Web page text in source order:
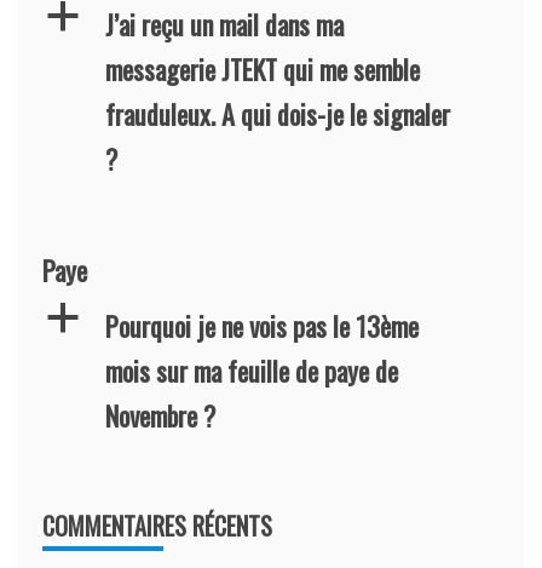
a
J’ai reçu un mail dans ma
messagerie JTEKT qui me semble
frauduleux. A qui dois-je le signaler
?
Paye
a
Pourquoi je ne vois pas le 13ème
mois sur ma feuille de paye de
Novembre ?
COMMENTAIRES RÉCENTS